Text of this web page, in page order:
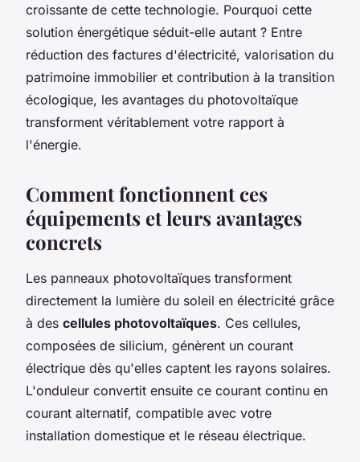
croissante de cette technologie. Pourquoi cette
solution énergétique séduit-elle autant ? Entre
réduction des factures d'électricité, valorisation du
patrimoine immobilier et contribution à la transition
écologique, les avantages du photovoltaïque
transforment véritablement votre rapport à
l'énergie.
Comment fonctionnent ces
équipements et leurs avantages
concrets
Les panneaux photovoltaïques transforment
directement la lumière du soleil en électricité grâce
à des cellules photovoltaïques. Ces cellules,
composées de silicium, génèrent un courant
électrique dès qu'elles captent les rayons solaires.
L'onduleur convertit ensuite ce courant continu en
courant alternatif, compatible avec votre
installation domestique et le réseau électrique.